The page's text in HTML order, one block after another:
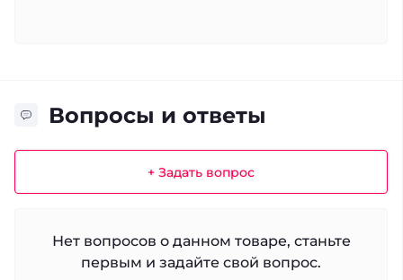
Вопросы и ответы
+ Задать вопрос
Нет вопросов о данном товаре, станьте
первым и задайте свой вопрос.